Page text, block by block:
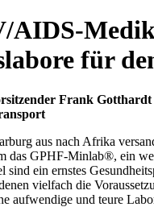
AIDS-
für
Frank
aus nach Afrika
GPHF-Minlab®, ein
ein ernstes
vielfach die
aufwendige und teure